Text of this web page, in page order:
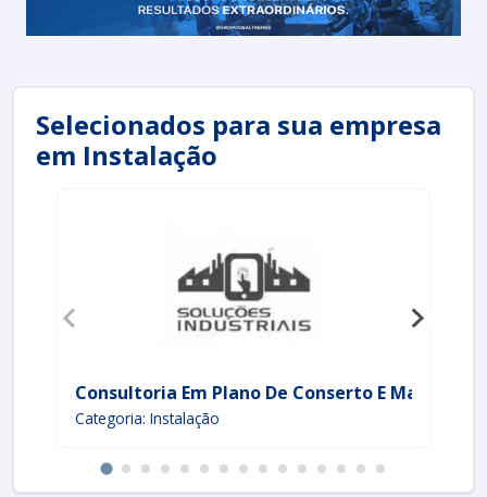
Solicite um orçamento no Soluções Industriais e
descubra como a consultoria empresarial pode
concretos e duradouros.
Selecionados para sua empresa
em Instalação
Consultoria Em Plano De Conserto E
Categoria: Instalação